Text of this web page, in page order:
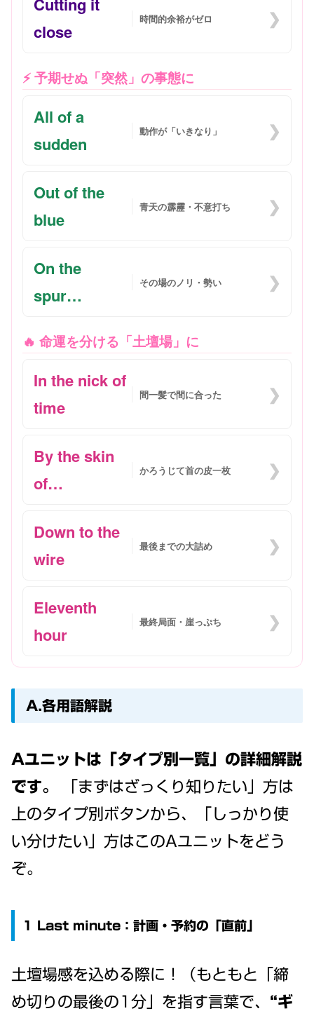
close
時間的余裕がゼロ ❯
⚡️ 予期せぬ「突然」の事態に
All of a
sudden
動作が「いきなり」 ❯
Out of the
blue
青天の霹靂・不意打ち ❯
On the
spur…
その場のノリ・勢い ❯
🔥 命運を分ける「土壇場」に
In the nick of
time
間一髪で間に合った ❯
By the skin
of…
かろうじて首の皮一枚 ❯
Down to the
wire
最後までの大詰め ❯
Eleventh
hour
最終局面・崖っぷち ❯
A.各用語解説
Aユニットは「タイプ別一覧」の詳細解説
です。
「まずはざっくり知りたい」方は
上のタイプ別ボタンから、「しっかり使
い分けたい」方はこのAユニットをどう
ぞ。
1 Last minute：計画・予約の「直前」
土壇場感を込める際に！（もともと「締
め切りの最後の1分」を指す言葉で、 “ギ